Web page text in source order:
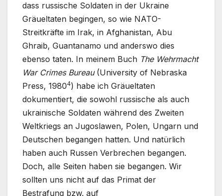
dass russische Soldaten in der Ukraine
Gräueltaten begingen, so wie NATO-
Streitkräfte im Irak, in Afghanistan, Abu
Ghraib, Guantanamo und anderswo dies
ebenso taten. In meinem Buch The Wehrmacht
War Crimes Bureau(University of Nebraska
Press, 19804) habe ich Gräueltaten
dokumentiert, die sowohl russische als auch
ukrainische Soldaten während des Zweiten
Weltkriegs an Jugoslawen, Polen, Ungarn und
Deutschen begangen hatten. Und natürlich
haben auch Russen Verbrechen begangen.
Doch, alle Seiten haben sie begangen. Wir
sollten uns nicht auf das Primat der
Bestrafung bzw. auf